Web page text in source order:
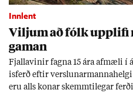
Innlent
Vilj­um að fólk upp­lifi
gam­an
Fjalla­vin­ir fagna 15 ára af­mæli í
is­ferð eft­ir
eru alls kon­ar skemmti­leg­ar